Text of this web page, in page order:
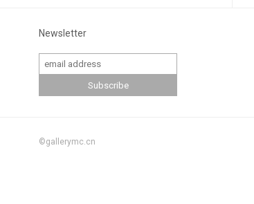
Newsletter
©gallerymc.cn